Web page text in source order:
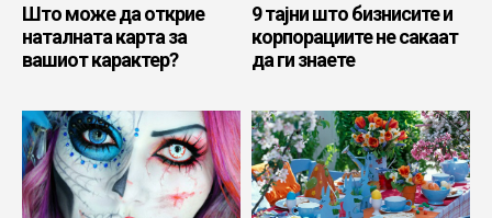
Што може да открие
наталната карта за
вашиот карактер?
9 тајни што бизнисите и
корпорациите не сакаат
да ги знаете